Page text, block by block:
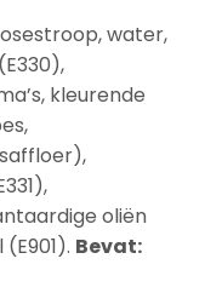
water,
kleurende
oliën
Bevat: